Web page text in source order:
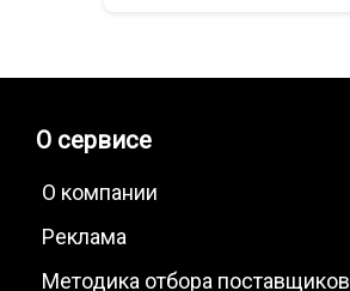
О сервисе
О компании
Реклама
Методика отбора поставщиков